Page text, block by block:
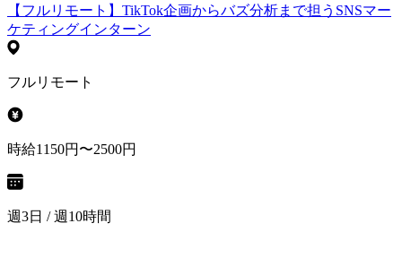
【フルリモート】TikTok企画からバズ分析まで担うSNSマー
ケティングインターン
フルリモート
時給1150円〜2500円
週3日 / 週10時間